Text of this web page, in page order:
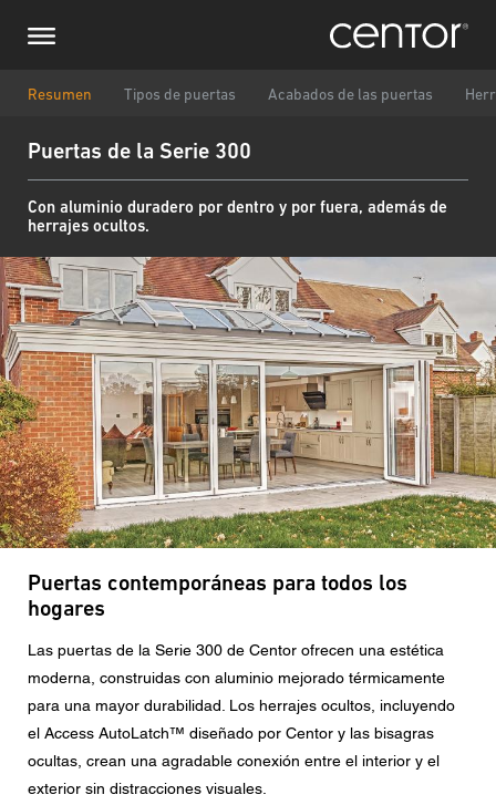
contenido
Resumen Tipos de puertas Acabados de las puertas
Puertas de la Serie 300
Con aluminio duradero por dentro y por fuera, además de
herrajes ocultos.
Puertas contemporáneas para todos los
hogares
Las puertas de la Serie 300 de Centor ofrecen una estética
moderna, construidas con aluminio mejorado térmicamente
para una mayor durabilidad. Los herrajes ocultos, incluyendo
el Access AutoLatch™ diseñado por Centor y las bisagras
ocultas, crean una agradable conexión entre el interior y el
exterior sin distracciones visuales.
Consulta
Número de teléfono
Correo electrónico
País
Código postal
Usted es
Mensaje
CAPTCHA
Esta pregunta es para comprobar si usted es un visitante
humano y prevenir envíos de spam automatizado.
DACH y BeNeLux
América del Norte